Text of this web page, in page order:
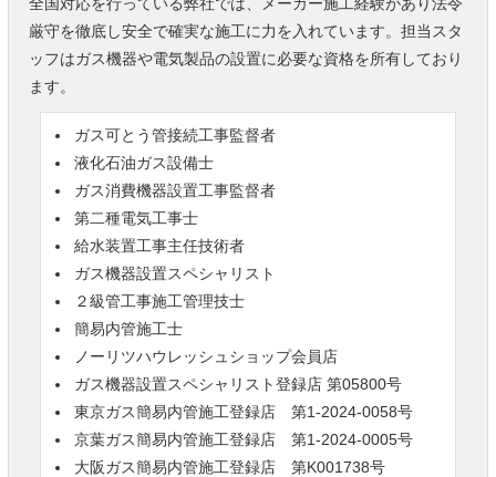
厳守を徹底し安全で確実な施工に力を入れています。担当スタ
ッフはガス機器や電気製品の設置に必要な資格を所有しており
ます。
ガス可とう管接続工事監督者
液化石油ガス設備士
ガス消費機器設置工事監督者
第二種電気工事士
給水装置工事主任技術者
ガス機器設置スペシャリスト
２級管工事施工管理技士
簡易内管施工士
ノーリツハウレッシュショップ会員店
ガス機器設置スペシャリスト登録店 第05800号
東京ガス簡易内管施工登録店 第1-2024-0058号
京葉ガス簡易内管施工登録店 第1-2024-0005号
大阪ガス簡易内管施工登録店 第K001738号